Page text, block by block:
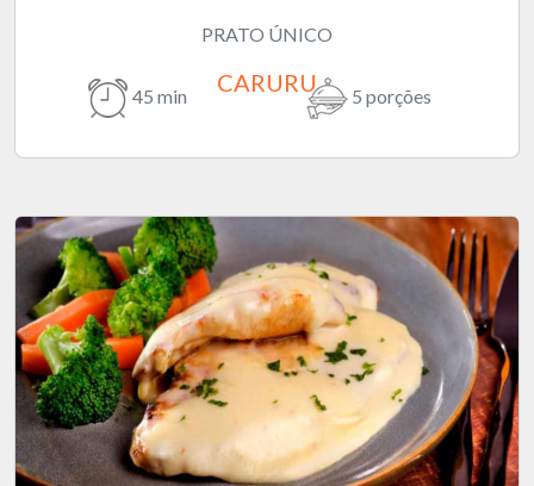
PRATO ÚNICO
CARURU
45 min 5 porções